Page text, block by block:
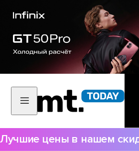
Лучшие цены в нашем